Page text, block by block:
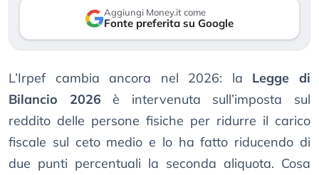
Aggiungi Money.it come
Fonte preferita su Google
L’Irpef cambia ancora nel 2026: la Legge di
Bilancio 2026 è intervenuta sull’imposta sul
reddito delle persone fisiche per ridurre il carico
fiscale sul ceto medio e lo ha fatto riducendo di
due punti percentuali la seconda aliquota. Cosa